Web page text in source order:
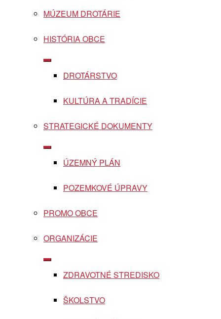
MÚZEUM DROTÁRIE
HISTÓRIA OBCE
Show
menu
DROTÁRSTVO
KULTÚRA A TRADÍCIE
STRATEGICKÉ DOKUMENTY
Show
menu
ÚZEMNÝ PLÁN
POZEMKOVÉ ÚPRAVY
PROMO OBCE
ORGANIZÁCIE
Show
menu ZDRAVOTNÉ STREDISKO
ŠKOLSTVO